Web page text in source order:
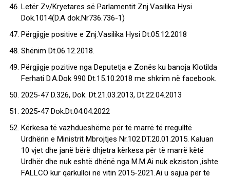
Letër Zv/Kryetares së Parlamentit Znj.Vasilika Hysi
Dok.1014(D.A dok.Nr736.736-1)
Përgjigje positive e Znj.Vasilika Hysi Dt.05.12.2018
Shënim Dt.06.12.2018.
Përgjigje pozitive nga Deputetja e Zonës ku banoja Klotilda
Ferhati D.A.Dok 990 Dt.15.10.2018 me shkrim në facebook.
2025-47 D.326, Dok. Dt.21.03.2013, Dt.22.04.2013
2025-47 Dok.Dt.04.04.2022
Kërkesa të vazhdueshëme për të marrë të rregulltë
Urdhërin e Ministrit Mbrojtjes Nr.102.DT.20.01.2015. Kaluan
10 vjet dhe janë bërë dhjetra kërkesa për të marrë këtë
Urdhër dhe nuk eshtë dhënë nga M.M.Ai nuk ekziston ,ishte
FALLCO kur qarkulloi në vitin 2015-2021.Ai u sajua për të